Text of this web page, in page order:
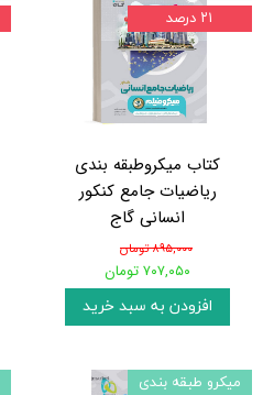
کتاب میکروطبقه بندی
ریاضیات جامع کنکور
انسانی گاج
۸۹۵,۰۰۰ تومان
۷۰۷,۰۵۰ تومان
افزودن به سبد خرید
۲۱ درصد
میکرو طبقه بندی